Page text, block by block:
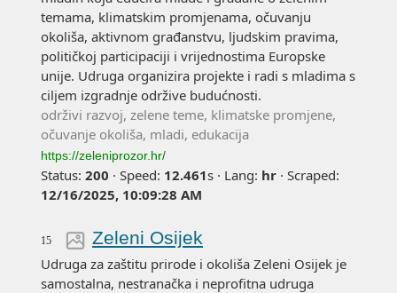
temama, klimatskim promjenama, očuvanju
okoliša, aktivnom građanstvu, ljudskim pravima,
političkoj participaciji i vrijednostima Europske
unije. Udruga organizira projekte i radi s mladima s
ciljem izgradnje održive budućnosti.
održivi razvoj, zelene teme, klimatske promjene,
očuvanje okoliša, mladi, edukacija
https://zeleniprozor.hr/
Status: 200 · Speed: 12.461s · Lang: hr · Scraped:
12/16/2025, 10:09:28 AM
15 Zeleni Osijek
Udruga za zaštitu prirode i okoliša Zeleni Osijek je
samostalna, nestranačka i neprofitna udruga